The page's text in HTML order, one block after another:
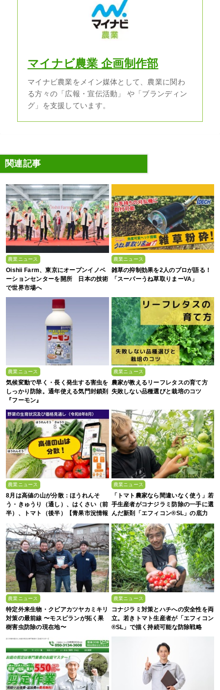
マイナビ農業 企画制作部
マイナビ農業をメイン媒体として、農業に関わ
る方々の「広報・宣伝活動」 や「ブランディン
グ」を支援しています。
関連記事
農業ニュース
Oishii Farm、東京にオープンイノベ
ーションセンターを開所 日本の技術
で世界市場へ
農業ニュース
雑草の抑制効果を2人のプロが語る！
「スーパーうね草取りまーVA」
農業ニュース
気候変動で早く・長く発生する害虫を
しっかり防除。通年使える気門封鎖剤
『フーモン』
農業ニュース
農家が教えるリーフレタスの育て方
失敗しない品種選びと栽培のコツ
農業ニュース
8月は高値の山が分散：ほうれんそ
う・きゅうり（通し）、はくさい（前
半）、トマト（後半）【青果市況情報
アプリ「YAOYASAN」】
農業ニュース
「トマト農家なら間違いなく使う」若
手生産者がコナジラミ防除の一手に選
んだ新剤「エフィコン®SL」の底力
農業ニュース
特定外来生物・クビアカツヤカミキリ
対策の最前線 〜モスピランが拓く果
樹害虫防除の現在地〜
農業ニュース
コナジラミ対策とハチへの安全性を両
立。若きトマト生産者が「エフィコン
®SL」で描く持続可能な防除戦略